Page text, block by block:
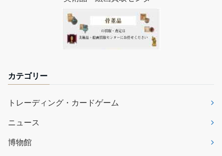
カテゴリー
トレーディング・カードゲーム
ニュース
博物館